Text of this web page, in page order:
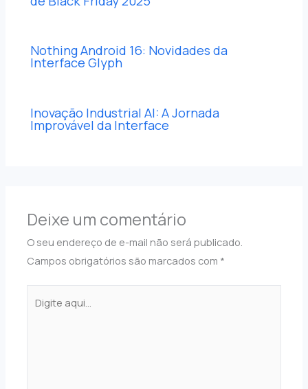
Nothing Android 16: Novidades da
Interface Glyph
Inovação Industrial AI: A Jornada
Improvável da Interface
Deixe um comentário
O seu endereço de e-mail não será publicado.
Campos obrigatórios são marcados com *
aqui...